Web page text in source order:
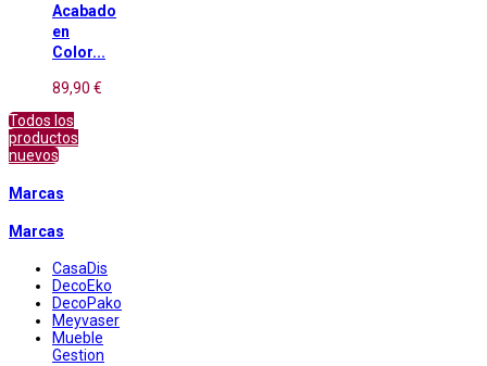
Acabado
en
Color...
89,90 €
Todos los
productos
nuevos
Marcas
Marcas
CasaDis
DecoEko
DecoPako
Meyvaser
Mueble
Gestion